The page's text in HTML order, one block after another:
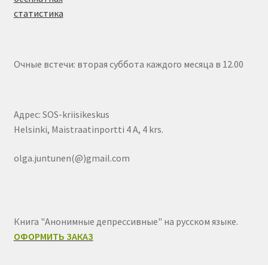
Очные встечи: вторая суббота каждого месяца в 12.00
Адрес: SOS-kriisikeskus
Helsinki, Maistraatinportti 4 A, 4 krs.
olga.juntunen(@)gmail.com
Книга "Анонимные депрессивные" на русском языке.
ОФОРМИТЬ ЗАКАЗ